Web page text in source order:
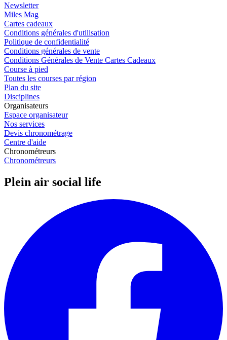
Newsletter
Miles Mag
Cartes cadeaux
Conditions générales d'utilisation
Politique de confidentialité
Conditions générales de vente
Conditions Générales de Vente Cartes Cadeaux
Course à pied
Toutes les courses par région
Plan du site
Disciplines
Organisateurs
Espace organisateur
Nos services
Devis chronométrage
Centre d'aide
Chronométreurs
Chronométreurs
Plein air social life